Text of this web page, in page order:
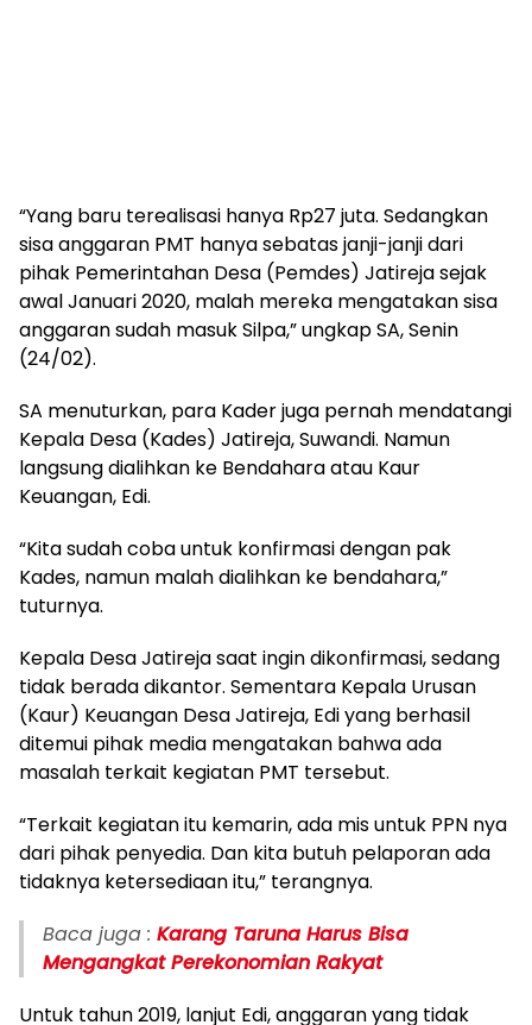
“Yang baru terealisasi hanya Rp27 juta. Sedangkan
sisa anggaran PMT hanya sebatas janji-janji dari
pihak Pemerintahan Desa (Pemdes) Jatireja sejak
awal Januari 2020, malah mereka mengatakan sisa
anggaran sudah masuk Silpa,” ungkap SA, Senin
(24/02).
SA menuturkan, para Kader juga pernah mendatangi
Kepala Desa (Kades) Jatireja, Suwandi. Namun
langsung dialihkan ke Bendahara atau Kaur
Keuangan, Edi.
“Kita sudah coba untuk konfirmasi dengan pak
Kades, namun malah dialihkan ke bendahara,”
tuturnya.
Kepala Desa Jatireja saat ingin dikonfirmasi, sedang
tidak berada dikantor. Sementara Kepala Urusan
(Kaur) Keuangan Desa Jatireja, Edi yang berhasil
ditemui pihak media mengatakan bahwa ada
masalah terkait kegiatan PMT tersebut.
“Terkait kegiatan itu kemarin, ada mis untuk PPN nya
dari pihak penyedia. Dan kita butuh pelaporan ada
tidaknya ketersediaan itu,” terangnya.
Baca juga : Karang Taruna Harus Bisa
Mengangkat Perekonomian Rakyat
Untuk tahun 2019, lanjut Edi, anggaran yang tidak